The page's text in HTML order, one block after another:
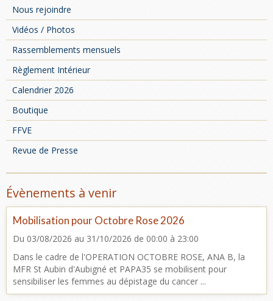
Nous rejoindre
Vidéos / Photos
Rassemblements mensuels
Règlement Intérieur
Calendrier 2026
Boutique
FFVE
Revue de Presse
Évènements à venir
Mobilisation pour Octobre Rose 2026
Du 03/08/2026 au 31/10/2026 de 00:00 à 23:00
Dans le cadre de l'OPERATION OCTOBRE ROSE, ANA B, la
MFR St Aubin d'Aubigné et PAPA35 se mobilisent pour
sensibiliser les femmes au dépistage du cancer ...